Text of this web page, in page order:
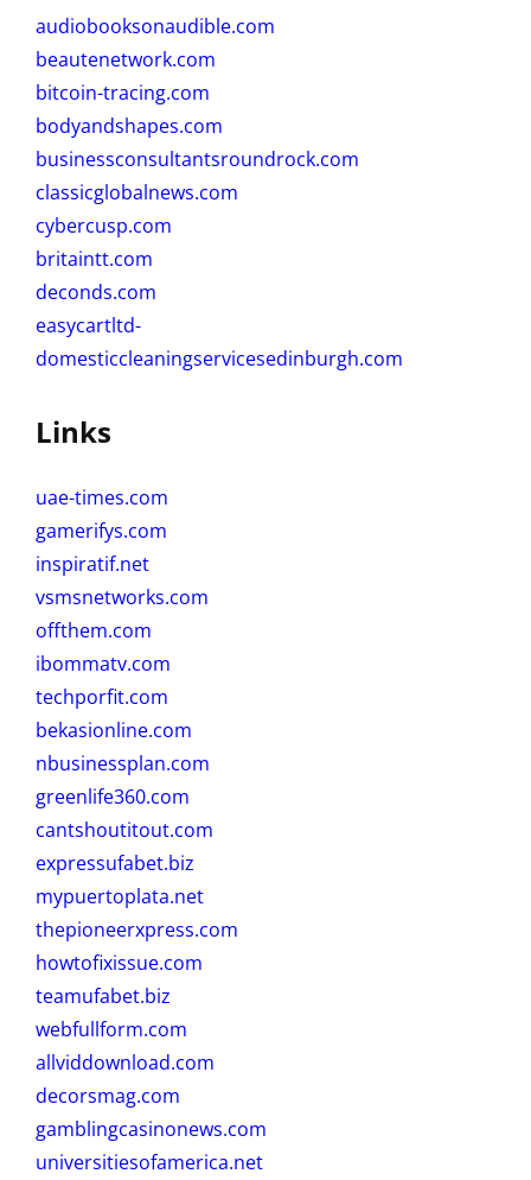
audiobooksonaudible.com
beautenetwork.com
bitcoin-tracing.com
bodyandshapes.com
businessconsultantsroundrock.com
classicglobalnews.com
cybercusp.com
britaintt.com
deconds.com
easycartltd-
domesticcleaningservicesedinburgh.com
Links
uae-times.com
gamerifys.com
inspiratif.net
vsmsnetworks.com
offthem.com
ibommatv.com
techporfit.com
bekasionline.com
nbusinessplan.com
greenlife360.com
cantshoutitout.com
expressufabet.biz
mypuertoplata.net
thepioneerxpress.com
howtofixissue.com
teamufabet.biz
webfullform.com
allviddownload.com
decorsmag.com
gamblingcasinonews.com
universitiesofamerica.net